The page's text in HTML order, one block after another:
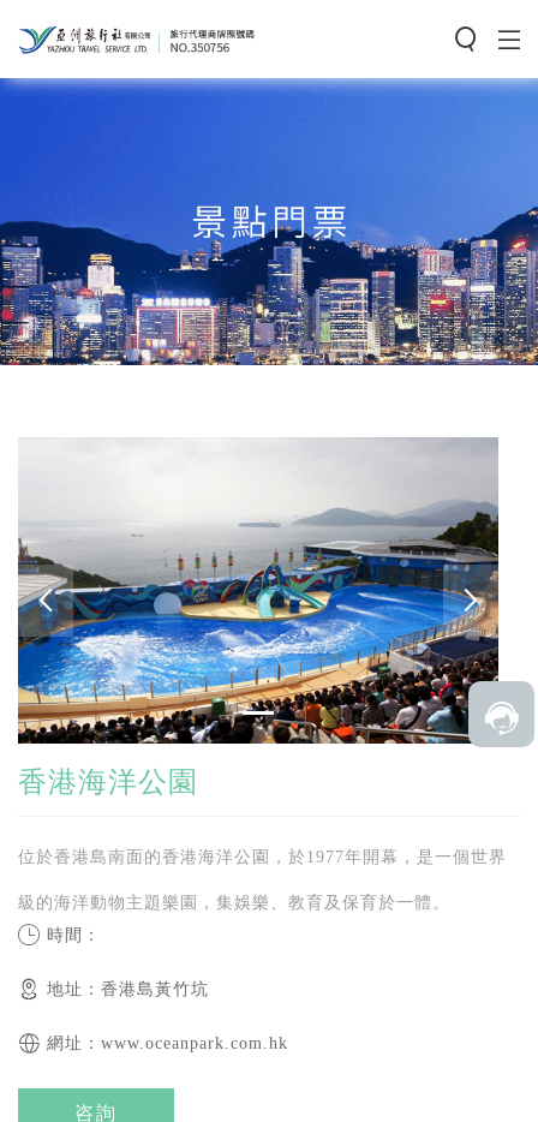
香港海洋公園
位於香港島南面的香港海洋公園，於1977年開幕，是一個世界
級的海洋動物主題樂園，集娛樂、教育及保育於一體。
時間：
地址：香港島黃竹坑
網址：www.oceanpark.com.hk
咨詢